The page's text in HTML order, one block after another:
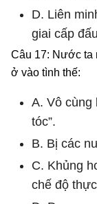
D. Liên
giai cấp
Câu 17: Nước ta
ở vào tình thế:
A. Vô cùng
tóc”.
B. Bị các
C. Khủng
chế độ